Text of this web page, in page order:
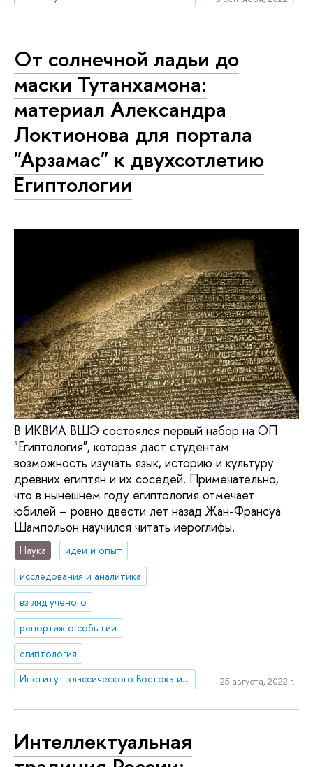
От солнечной ладьи до
маски Тутанхамона:
материал Александра
Локтионова для портала
"Арзамас" к двухсотлетию
Египтологии
В ИКВИА ВШЭ состоялся первый набор на ОП
"Египтология", которая даст студентам
возможность изучать язык, историю и культуру
древних египтян и их соседей. Примечательно,
что в нынешнем году египтология отмечает
юбилей – ровно двести лет назад Жан-Франсуа
Шампольон научился читать иероглифы.
Наука
идеи и опыт
исследования и аналитика
взгляд ученого
репортаж о событии
египтология
Институт классического Востока и античности
25 августа, 2022 г.
Интеллектуальная